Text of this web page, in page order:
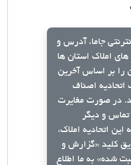
جاما، آدرس و
های املاک استان ها
را بر اساس آخرین
اتحادیه اصناف
در صورت مغایرت
و دیگر
این اتحادیه املاک،
کلید «گزارش و
شده» به ما اطلاع